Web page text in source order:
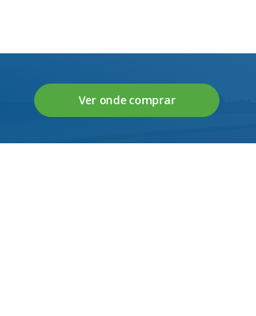
Ver onde comprar